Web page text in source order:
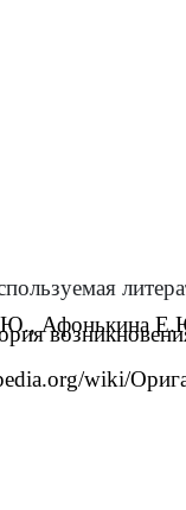
Афонькина
wiki/